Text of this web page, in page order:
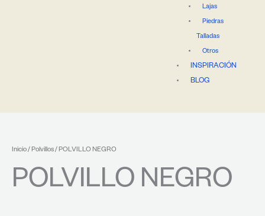
Lajas
Piedras
Talladas
Otros
INSPIRACIÓN
BLOG
Inicio/ Polvillos/ POLVILLO NEGRO
POLVILLO NEGRO